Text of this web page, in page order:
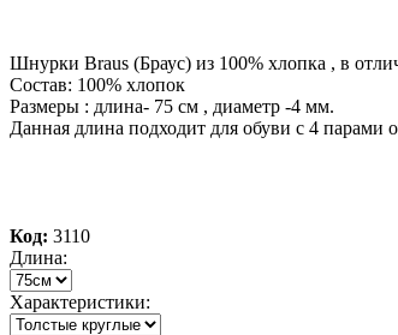
Шнурки Braus (Браус) из 100% хлопка , в
Состав: 100% хлопок
Размеры : длина- 75 см , диаметр -4 мм.
Данная длина подходит для обуви с 4 парами
Код: 3110
Длина:
Характеристики: